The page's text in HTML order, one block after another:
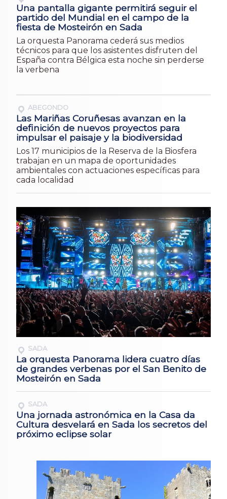
Una pantalla gigante permitirá seguir el
partido del Mundial en el campo de la
fiesta de Mosteirón en Sada
La orquesta Panorama cederá sus medios
técnicos para que los asistentes disfruten del
España contra Bélgica esta noche sin perderse
la verbena
ABEGONDO
Las Mariñas Coruñesas avanzan en la
definición de nuevos proyectos para
impulsar el paisaje y la biodiversidad
Los 17 municipios de la Reserva de la Biosfera
trabajan en un mapa de oportunidades
ambientales con actuaciones específicas para
cada localidad
SADA
La orquesta Panorama lidera cuatro días
de grandes verbenas por el San Benito de
Mosteirón en Sada
SADA
Una jornada astronómica en la Casa da
Cultura desvelará en Sada los secretos del
próximo eclipse solar